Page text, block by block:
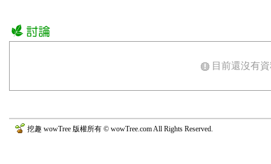
目前還沒有
挖趣 wowTree 版權所有 © wowTree.com All Rights Reserved.